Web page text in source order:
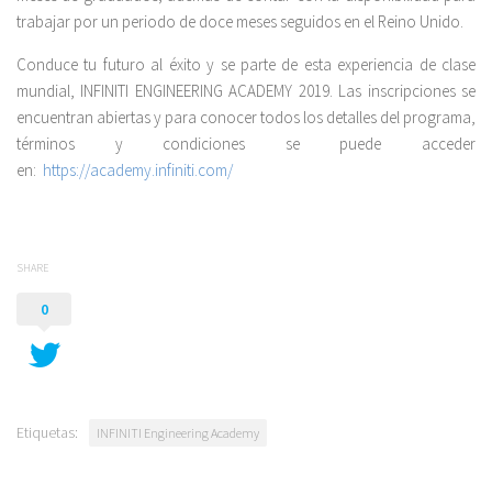
trabajar por un periodo de doce meses seguidos en el Reino Unido.
Conduce tu futuro al éxito y se parte de esta experiencia de clase
mundial, INFINITI ENGINEERING ACADEMY 2019. Las inscripciones se
encuentran abiertas y para conocer todos los detalles del programa,
términos y condiciones se puede acceder
en: https://academy.infiniti.com/
SHARE
0
Etiquetas: INFINITI Engineering Academy